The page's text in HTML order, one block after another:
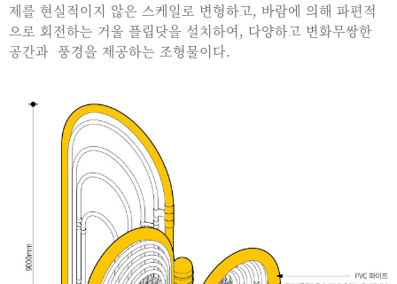
제를 현실적이지 않은 스케일로 변형하고, 바람에 의해 파편적
으로 회전하는 거울 플립닷을 설치하여, 다양하고 변화무쌍한
공간과 풍경을 제공하는 조형물이다.